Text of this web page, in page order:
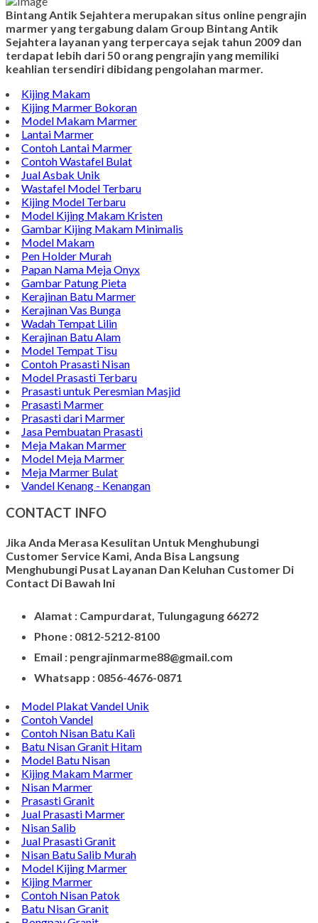
Bintang Antik Sejahtera merupakan situs online pengrajin
marmer yang tergabung dalam Group Bintang Antik
Sejahtera layanan yang terpercaya sejak tahun 2009 dan
terdapat lebih dari 50 orang pengrajin yang memiliki
keahlian tersendiri dibidang pengolahan marmer.
Kijing Makam
Kijing Marmer Bokoran
Model Makam Marmer
Lantai Marmer
Contoh Lantai Marmer
Contoh Wastafel Bulat
Jual Asbak Unik
Wastafel Model Terbaru
Kijing Model Terbaru
Model Kijing Makam Kristen
Gambar Kijing Makam Minimalis
Model Makam
Pen Holder Murah
Papan Nama Meja Onyx
Gambar Patung Pieta
Kerajinan Batu Marmer
Kerajinan Vas Bunga
Wadah Tempat Lilin
Kerajinan Batu Alam
Model Tempat Tisu
Contoh Prasasti Nisan
Model Prasasti Terbaru
Prasasti untuk Peresmian Masjid
Prasasti Marmer
Prasasti dari Marmer
Jasa Pembuatan Prasasti
Meja Makan Marmer
Model Meja Marmer
Meja Marmer Bulat
Vandel Kenang - Kenangan
CONTACT INFO
Jika Anda Merasa Kesulitan Untuk Menghubungi
Customer Service Kami, Anda Bisa Langsung
Menghubungi Pusat Layanan Dan Keluhan Customer Di
Contact Di Bawah Ini
Alamat : Campurdarat, Tulungagung 66272
Phone : 0812-5212-8100
Email : pengrajinmarme88@gmail.com
Whatsapp : 0856-4676-0871
Model Plakat Vandel Unik
Contoh Vandel
Contoh Nisan Batu Kali
Batu Nisan Granit Hitam
Model Batu Nisan
Kijing Makam Marmer
Nisan Marmer
Prasasti Granit
Jual Prasasti Marmer
Nisan Salib
Jual Prasasti Granit
Nisan Batu Salib Murah
Model Kijing Marmer
Kijing Marmer
Contoh Nisan Patok
Batu Nisan Granit